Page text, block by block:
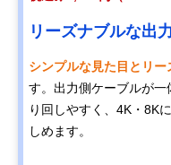
リーズナブルな出
シンプルな見た目とリ
す。出力側ケーブルが
り回しやすく、4K・8K
しめます。